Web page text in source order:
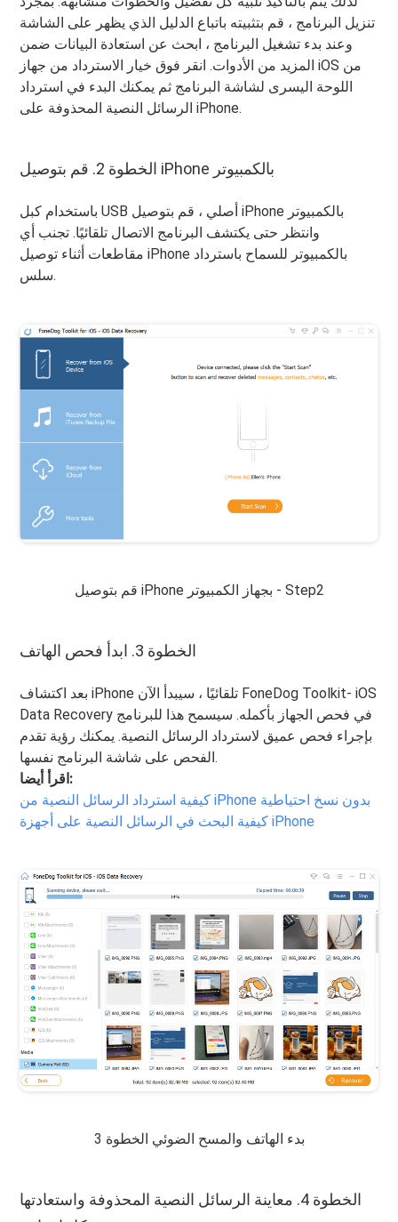
تنزيل البرنامج ، قم بتثبيته باتباع الدليل الذي يظهر على الشاشة
وعند بدء تشغيل البرنامج ، ابحث عن استعادة البيانات ضمن
المزيد من الأدوات. انقر فوق خيار الاسترداد من جهاز iOS من
اللوحة اليسرى لشاشة البرنامج ثم يمكنك البدء في استرداد
الرسائل النصية المحذوفة على iPhone.
الخطوة 2. قم بتوصيل iPhone بالكمبيوتر
باستخدام كبل USB أصلي ، قم بتوصيل iPhone بالكمبيوتر
وانتظر حتى يكتشف البرنامج الاتصال تلقائيًا. تجنب أي
مقاطعات أثناء توصيل iPhone بالكمبيوتر للسماح باسترداد
سلس.
قم بتوصيل iPhone بجهاز الكمبيوتر - Step2
الخطوة 3. ابدأ فحص الهاتف
بعد اكتشاف iPhone تلقائيًا ، سيبدأ الآن FoneDog Toolkit- iOS
Data Recovery في فحص الجهاز بأكمله. سيسمح هذا للبرنامج
بإجراء فحص عميق لاسترداد الرسائل النصية. يمكنك رؤية تقدم
الفحص على شاشة البرنامج نفسها.
اقرأ أيضا:
كيفية استرداد الرسائل النصية من iPhone بدون نسخ احتياطية
كيفية البحث في الرسائل النصية على أجهزة iPhone
بدء الهاتف والمسح الضوئي الخطوة 3
الخطوة 4. معاينة الرسائل النصية المحذوفة واستعادتها